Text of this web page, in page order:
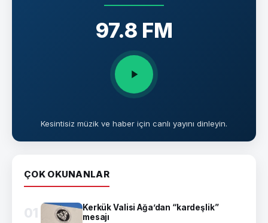
97.8 FM
Kesintisiz müzik ve haber için canlı yayını dinleyin.
ÇOK OKUNANLAR
01
Kerkük Valisi Ağa’dan “kardeşlik”
mesajı